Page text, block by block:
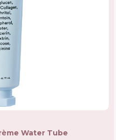
Water Tube